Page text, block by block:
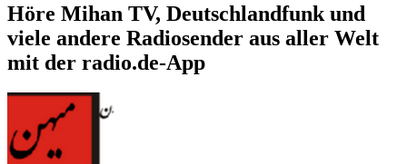
Höre Mihan TV, Deutschlandfunk und
viele andere Radiosender aus aller Welt
mit der radio.de-App